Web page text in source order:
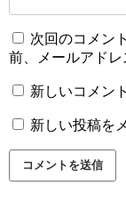
次回のコメン
前、メールアドレ
新しいコメン
新しい投稿を